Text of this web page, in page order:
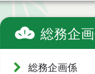
総務企
総務企画係